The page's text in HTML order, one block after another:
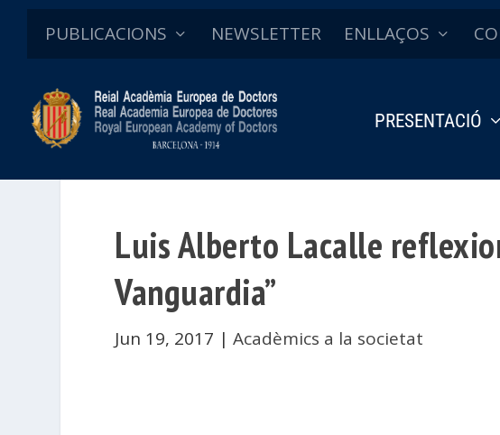
PUBLICACIONS NEWSLETTER ENLLAÇOS
PRESENTACIÓ
Luis Alberto Lacalle
Vanguardia”
Jun 19, 2017 |Acadèmics a la societat